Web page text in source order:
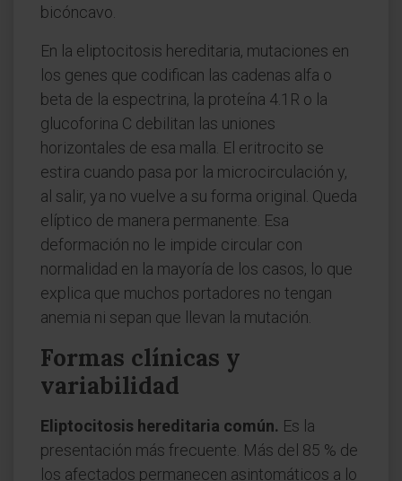
bicóncavo.
En la eliptocitosis hereditaria, mutaciones en
los genes que codifican las cadenas alfa o
beta de la espectrina, la proteína 4.1R o la
glucoforina C debilitan las uniones
horizontales de esa malla. El eritrocito se
estira cuando pasa por la microcirculación y,
al salir, ya no vuelve a su forma original. Queda
elíptico de manera permanente. Esa
deformación no le impide circular con
normalidad en la mayoría de los casos, lo que
explica que muchos portadores no tengan
anemia ni sepan que llevan la mutación.
Formas clínicas y
variabilidad
Eliptocitosis hereditaria común. Es la
presentación más frecuente. Más del 85 % de
los afectados permanecen asintomáticos a lo